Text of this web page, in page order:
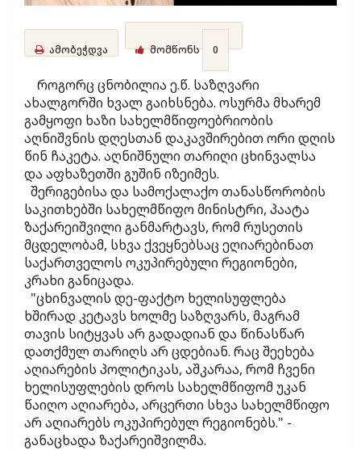
ამობეჭდვა მომწონს 0
როგორც ცნობილია ე.წ. საზღვარი
ახალგორში ხვალ გაიხსნება. ოსურმა მხარემ
გამყოფი ხაზი სახელმწიფოებრიობის
აღნიშვნის დღესთან დაკავშირებით ორი დღის
წინ ჩაკეტა. აღნიშნული თარიღი ცხინვალსა
და აფხაზეთში გუშინ იზეიმეს.
შერიგებისა და სამოქალაქო თანასწორობის
საკითხებში სახელმწიფო მინისტრი, პაატა
ზაქარეიშვილი განმარტავს, რომ რუსეთის
მცდელობამ, სხვა ქვეყნებსაც ეღიარებინათ
საქართველოს ოკუპირებული რეგიონები,
კრახი განიცადა.
"ცხინვალის დე-ფაქტო ხელისუფლება
ხშირად კეტავს ხოლმე საზღვარს, მაგრამ
თავის სიტყვას არ გადადიან და წინასწარ
დათქმულ თარიღს არ ცდებიან. რაც შეეხება
აღიარების პოლიტიკას, აშკარაა, რომ ჩვენი
ხელისუფლების დროს სახელმწიფომ უკან
წაიღო აღიარება, არცერთი სხვა სახელმწიფო
არ აღიარებს ოკუპირებულ რეგიონებს." -
განაცხადა ზაქარეიშვილმა.